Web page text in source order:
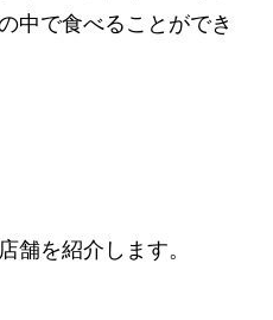
中で食べることができ
舗を紹介します。